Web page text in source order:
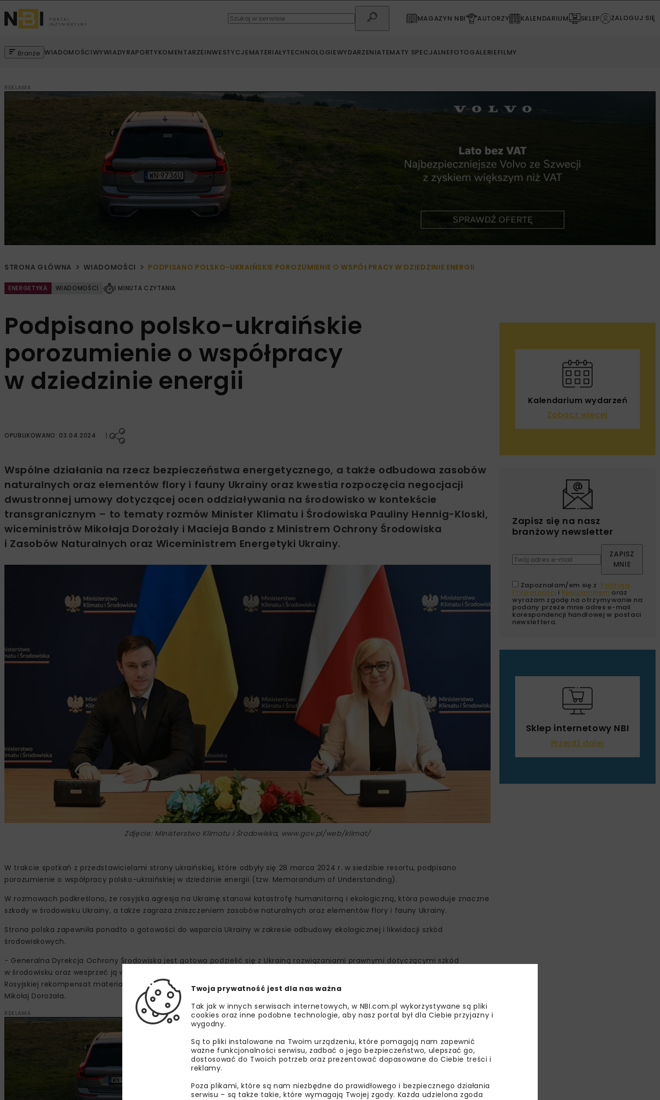
MAGAZYN NBI AUTORZY KALENDARIUM SKLEP ZALOGUJ SIĘ
Branże WIADOMOŚCIWYWIADYRAPORTYKOMENTARZEINWESTYCJEMATERIAŁYTECHNOLOGIEWYDARZENIATEMATY SPECJALNEFOTOGALERIEFILMY
REKLAMA
STRONA GŁÓWNA WIADOMOŚCI PODPISANO POLSKO-UKRAIŃSKIE POROZUMIENIE O WSPÓŁPRACY W DZIEDZINIE ENERGII
ENERGETYKA WIADOMOŚCI 1 MINUTA CZYTANIA
Podpisano polsko-ukraińskie
porozumienie o współpracy
w dziedzinie energii
OPUBLIKOWANO: 03.04.2024
Wspólne działania na rzecz bezpieczeństwa energetycznego, a także odbudowa zasobów
naturalnych oraz elementów flory i fauny Ukrainy oraz kwestia rozpoczęcia negocjacji
dwustronnej umowy dotyczącej ocen oddziaływania na środowisko w kontekście
transgranicznym – to tematy rozmów Minister Klimatu i Środowiska Pauliny Hennig-Kloski,
wiceministrów Mikołaja Dorożały i Macieja Bando z Ministrem Ochrony Środowiska
i Zasobów Naturalnych oraz Wiceministrem Energetyki Ukrainy.
Zdjęcie: Ministerstwo Klimatu i Środowiska, www.gov.pl/web/klimat/
W trakcie spotkań z przedstawicielami strony ukraińskiej, które odbyły się 28 marca 2024 r. w siedzibie resortu, podpisano
porozumienie o współpracy polsko-ukraińskiej w dziedzinie energii (tzw. Memorandum of Understanding).
W rozmowach podkreślono, że rosyjska agresja na Ukrainę stanowi katastrofę humanitarną i ekologiczną, która powoduje znaczne
szkody w środowisku Ukrainy, a także zagraża zniszczeniem zasobów naturalnych oraz elementów flory i fauny Ukrainy.
Strona polska zapewniła ponadto o gotowości do wsparcia Ukrainy w zakresie odbudowy ekologicznej i likwidacji szkód
środowiskowych.
- Generalna Dyrekcja Ochrony Środowiska jest gotowa podzielić się z Ukrainą rozwiązaniami prawnymi dotyczącymi szkód
w środowisku oraz wesprzeć ją w zakresie szacowania szkód środowiskowych, a w przyszłości – w domaganiu się od Federacji
Rosyjskiej rekompensat materialnych za szkody, które niewątpliwie są znaczne i dotyczą nas wszystkich – powiedział wiceminister
Mikołaj Dorożała.
REKLAMA
Kalendarium wydarzeń
Zobacz więcej
Zapisz się na nasz
branżowy newsletter
ZAPISZ
MNIE
Zapoznałam/em się z Polityką
Prywatności i Regulaminem oraz
wyrażam zgodę na otrzymywanie na
podany przeze mnie adres e-mail
korespondencji handlowej w postaci
newslettera.
Sklep internetowy NBI
Przejdź dalej
Twoja prywatność jest dla nas ważna
Tak jak w innych serwisach internetowych, w NBI.com.pl wykorzystywane są pliki
cookies oraz inne podobne technologie, aby nasz portal był dla Ciebie przyjazny i
wygodny.
Są to pliki instalowane na Twoim urządzeniu, które pomagają nam zapewnić
ważne funkcjonalności serwisu, zadbać o jego bezpieczeństwo, ulepszać go,
dostosować do Twoich potrzeb oraz prezentować dopasowane do Ciebie treści i
reklamy.
Poza plikami, które są nam niezbędne do prawidłowego i bezpiecznego działania
serwisu – są także takie, które wymagają Twojej zgody. Każda udzielona zgoda